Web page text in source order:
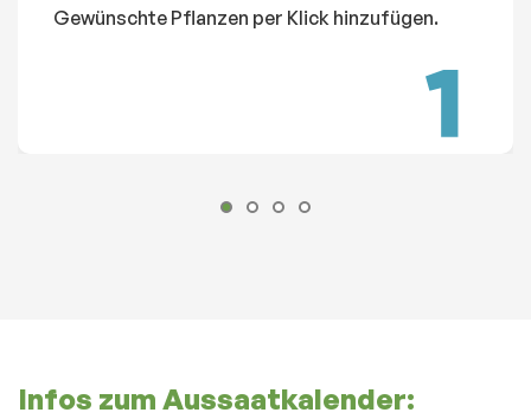
Gewünschte Pflanzen per Klick hinzufügen.
Infos zum Aussaatkalender: